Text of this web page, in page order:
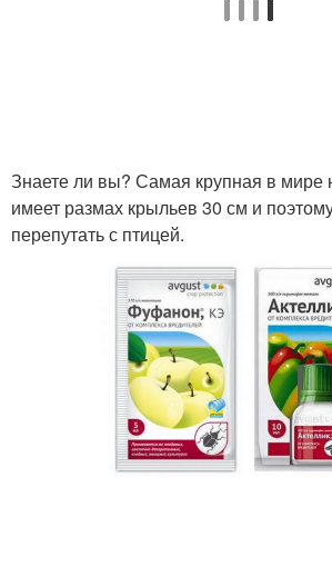
Знаете ли вы? Самая крупная в мире
имеет размах крыльев 30 см и
перепутать с птицей.